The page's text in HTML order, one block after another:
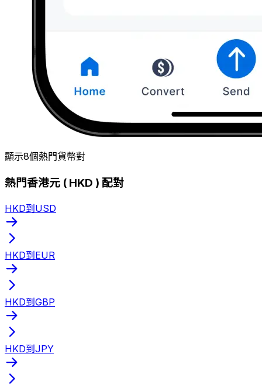
顯示8個熱門貨幣對
熱門香港元 ( HKD ) 配對
HKD到USD
HKD到EUR
HKD到GBP
HKD到JPY